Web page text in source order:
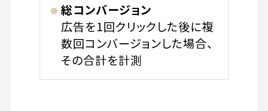
総コンバージョン
広告を1回クリックした後に複
数回コンバージョンした場合、
その合計を計測